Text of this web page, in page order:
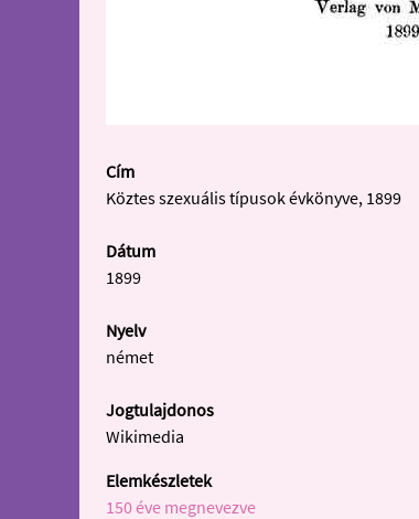
Cím
Köztes szexuális típusok évkönyve, 1899
Dátum
1899
Nyelv
német
Jogtulajdonos
Wikimedia
Elemkészletek
150 éve megnevezve